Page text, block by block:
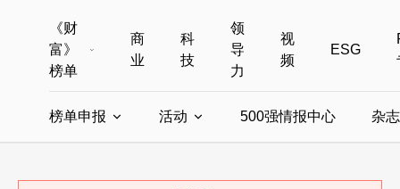
《财
富》
榜单
全部榜单
商
业
科
技
领
导
力
视
频
ESG
榜单申报 活动 500强情报中心 杂